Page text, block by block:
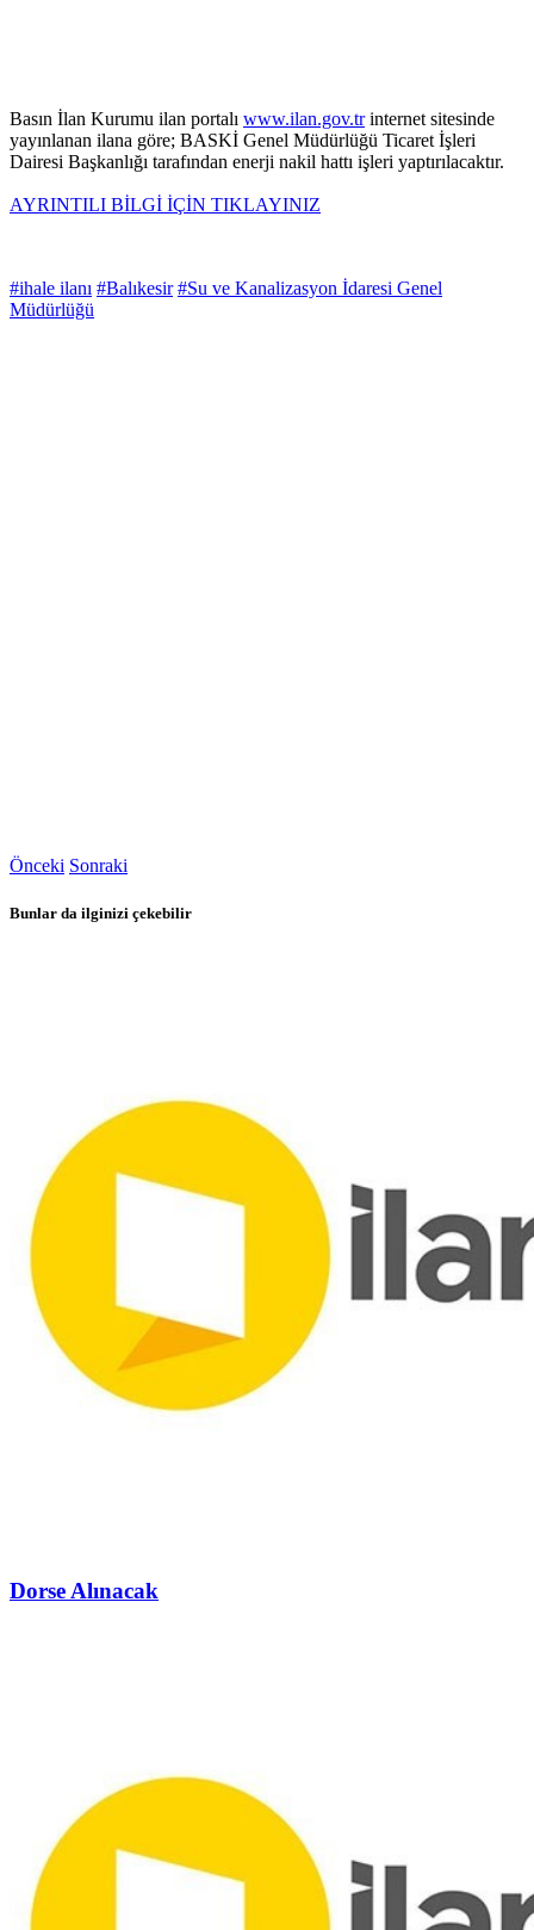
Basın İlan Kurumu ilan portalı www.ilan.gov.trinternet sitesinde
yayınlanan ilana göre; BASKİ Genel Müdürlüğü Ticaret İşleri
Dairesi Başkanlığı tarafından enerji nakil hattı işleri yaptırılacaktır.
AYRINTILI BİLGİ İÇİN TIKLAYINIZ
#ihale ilanı #Balıkesir #Su ve Kanalizasyon İdaresi Genel
Müdürlüğü
Önceki Sonraki
Bunlar da ilginizi çekebilir
Dorse Alınacak